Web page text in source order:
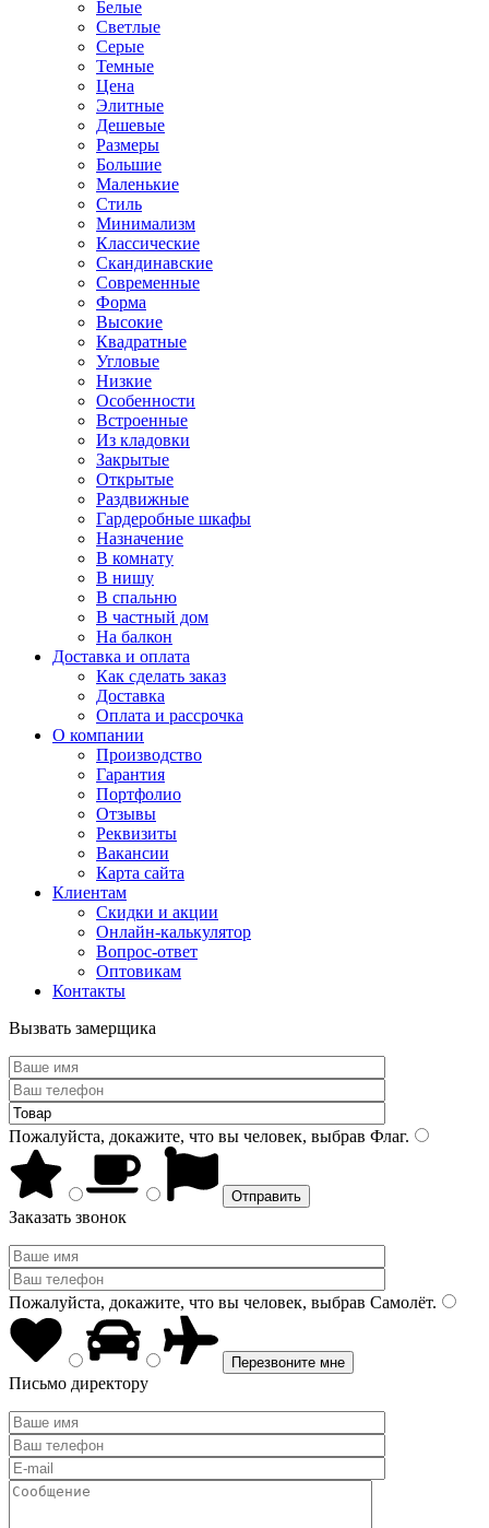
Белые
Светлые
Серые
Темные
Цена
Элитные
Дешевые
Размеры
Большие
Маленькие
Стиль
Минимализм
Классические
Скандинавские
Современные
Форма
Высокие
Квадратные
Угловые
Низкие
Особенности
Встроенные
Из кладовки
Закрытые
Открытые
Раздвижные
Гардеробные шкафы
Назначение
В комнату
В нишу
В спальню
В частный дом
На балкон
Доставка и оплата
Как сделать заказ
Доставка
Оплата и рассрочка
О компании
Производство
Гарантия
Портфолио
Отзывы
Реквизиты
Вакансии
Карта сайта
Клиентам
Скидки и акции
Онлайн-калькулятор
Вопрос-ответ
Оптовикам
Контакты
Вызвать замерщика
Пожалуйста, докажите, что вы человек, выбрав Флаг.
Заказать звонок
Пожалуйста, докажите, что вы человек, выбрав Самолёт.
Письмо директору